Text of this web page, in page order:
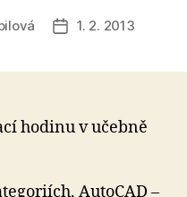
Datum
1. 2. 2013
hodinu v učebně
AutoCAD –